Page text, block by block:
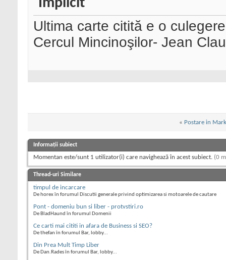
Ultima carte citită e o
Cercul Mincinoşilor- Jean
« Postare in
Informații subiect
Momentan este/sunt 1 utilizator(i) care navighează în acest subiect. (0
Thread-uri Similare
timpul de incarcare
De horex în forumul Discutii generale privind optimizarea si motoarele de cautare
Pont - domeniu bun si liber - protvstiri.ro
De BladHaund în forumul Domenii
Ce carti mai cititi in afara de Business si SEO?
De thefan în forumul Bar, lobby...
Din Prea Mult Timp Liber
De Dan.Rades în forumul Bar, lobby...